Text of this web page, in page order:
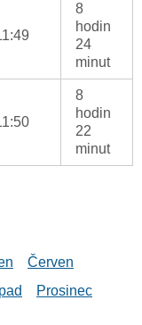
8
hodin
24
minut
8
hodin
22
minut
Červen
Prosinec